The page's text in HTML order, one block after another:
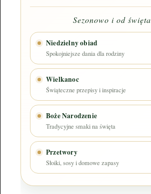
Sezonowo i od święta
Niedzielny obiad
Spokojniejsze dania dla rodziny
Wielkanoc
Świąteczne przepisy i inspiracje
Boże Narodzenie
Tradycyjne smaki na święta
Przetwory
Słoiki, sosy i domowe zapasy